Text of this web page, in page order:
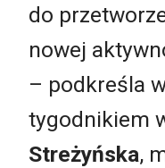
do
nowej
– podkreśla
tygodnikiem
Streżyńska,